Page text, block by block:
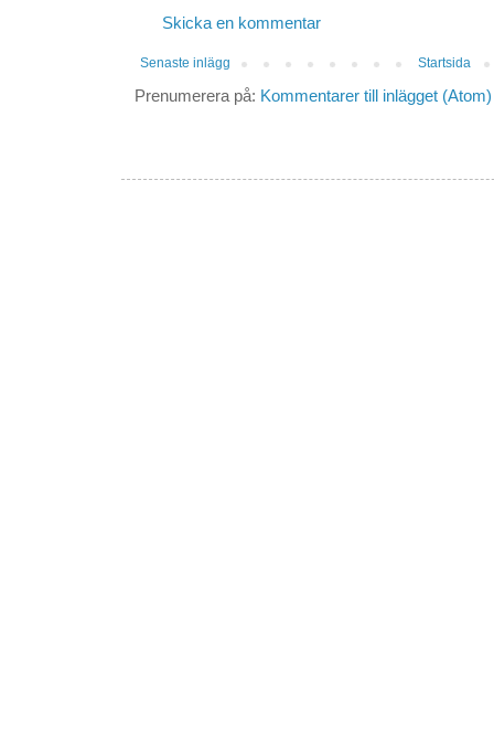
Skicka en kommentar
Senaste inlägg Startsida
Prenumerera på: Kommentarer till inlägget (Atom)